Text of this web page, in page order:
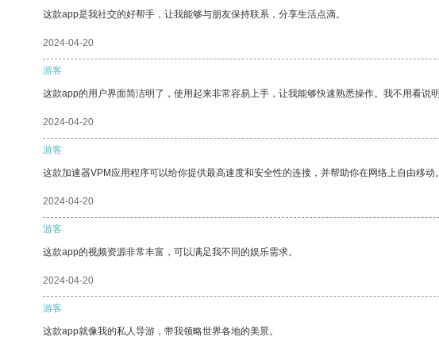
这款app是我社交的好帮手，让我能够与朋友保持联系，分享生活点滴。
2024-04-20
游客
这款app的用户界面简洁明了，使用起来非常容易上手，让我能够快速熟悉操作。我不用看说
2024-04-20
游客
这款加速器VPM应用程序可以给你提供最高速度和安全性的连接，并帮助你在网络上自由移动。
2024-04-20
游客
这款app的视频资源非常丰富，可以满足我不同的娱乐需求。
2024-04-20
游客
这款app就像我的私人导游，带我领略世界各地的美景。